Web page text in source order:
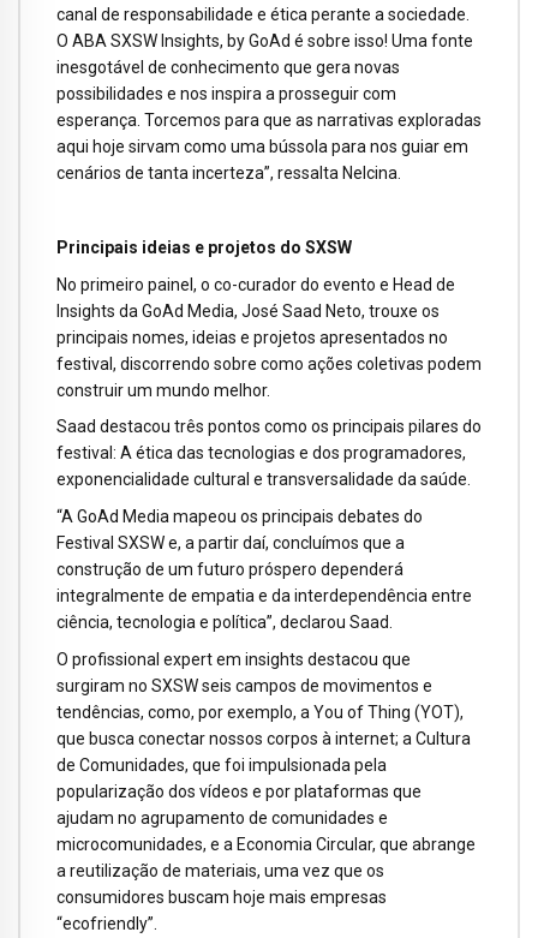
canal de responsabilidade e ética perante a sociedade.
O ABA SXSW Insights, by GoAd é sobre isso! Uma fonte
inesgotável de conhecimento que gera novas
possibilidades e nos inspira a prosseguir com
esperança. Torcemos para que as narrativas exploradas
aqui hoje sirvam como uma bússola para nos guiar em
cenários de tanta incerteza”, ressalta Nelcina.
Principais ideias e projetos do SXSW
No primeiro painel, o co-curador do evento e Head de
Insights da GoAd Media, José Saad Neto, trouxe os
principais nomes, ideias e projetos apresentados no
festival, discorrendo sobre como ações coletivas podem
construir um mundo melhor.
Saad destacou três pontos como os principais pilares do
festival: A ética das tecnologias e dos programadores,
exponencialidade cultural e transversalidade da saúde.
“A GoAd Media mapeou os principais debates do
Festival SXSW e, a partir daí, concluímos que a
construção de um futuro próspero dependerá
integralmente de empatia e da interdependência entre
ciência, tecnologia e política”, declarou Saad.
O profissional expert em insights destacou que
surgiram no SXSW seis campos de movimentos e
tendências, como, por exemplo, a You of Thing (YOT),
que busca conectar nossos corpos à internet; a Cultura
de Comunidades, que foi impulsionada pela
popularização dos vídeos e por plataformas que
ajudam no agrupamento de comunidades e
microcomunidades, e a Economia Circular, que abrange
a reutilização de materiais, uma vez que os
consumidores buscam hoje mais empresas
“ecofriendly”.